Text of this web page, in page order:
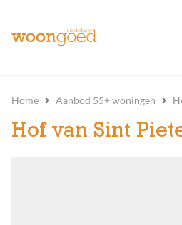
Home Aanbod 55+ woningen
Hof van Sint